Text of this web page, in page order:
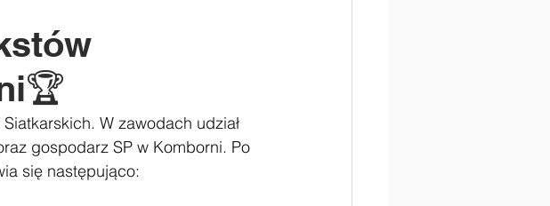
MegaMisja
Urodziny
W zawodach udział
gospodarz SP w Komborni. Po
się następująco: